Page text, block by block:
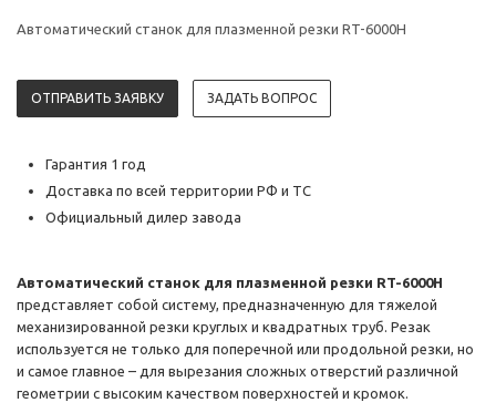
Автоматический станок для плазменной резки RT-6000H
ОТПРАВИТЬ ЗАЯВКУ ЗАДАТЬ ВОПРОС
Гарантия 1 год
Доставка по всей территории РФ и ТС
Официальный дилер завода
Автоматический станок для плазменной резки RT-6000H
представляет собой систему, предназначенную для тяжелой
механизированной резки круглых и квадратных труб. Резак
используется не только для поперечной или продольной резки, но
и самое главное – для вырезания сложных отверстий различной
геометрии с высоким качеством поверхностей и кромок.